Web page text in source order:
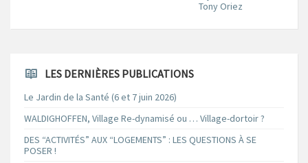
Tony Oriez
LES DERNIÈRES PUBLICATIONS
Le Jardin de la Santé (6 et 7 juin 2026)
WALDIGHOFFEN, Village Re-dynamisé ou … Village-dortoir ?
DES “ACTIVITÉS” AUX “LOGEMENTS” : LES QUESTIONS À SE
POSER !